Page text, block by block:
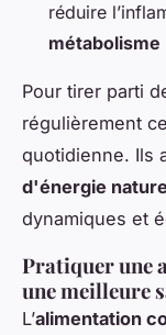
réduire
métabolisme
Pour tirer parti
régulièrement
quotidienne. Ils
d'énergie
dynamiques et
Pratiquer une
une meilleure
L’alimentation